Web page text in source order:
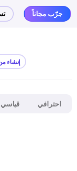
جرّب مجاناً
إنشاء
قياسي احترافي